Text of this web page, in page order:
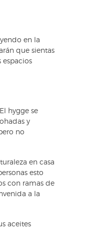
en la
que sientas
espacios
hygge se
y
no
en casa
esto
con ramas de
a la
aceites